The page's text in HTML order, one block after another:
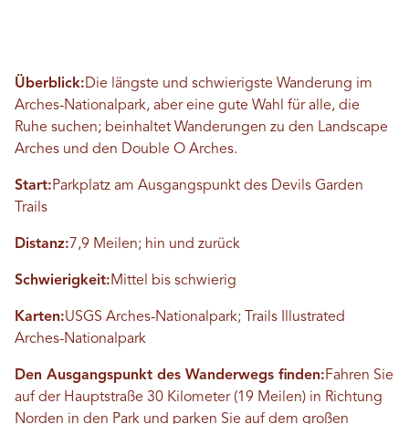
Überblick:Die längste und schwierigste Wanderung im
Arches-Nationalpark, aber eine gute Wahl für alle, die
Ruhe suchen; beinhaltet Wanderungen zu den Landscape
Arches und den Double O Arches.
Start:Parkplatz am Ausgangspunkt des Devils Garden
Trails
Distanz:7,9 Meilen; hin und zurück
Schwierigkeit: Mittel bis schwierig
Karten:USGS Arches-Nationalpark; Trails Illustrated
Arches-Nationalpark
Den Ausgangspunkt des Wanderwegs finden:Fahren Sie
auf der Hauptstraße 30 Kilometer (19 Meilen) in Richtung
Norden in den Park und parken Sie auf dem großen